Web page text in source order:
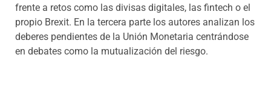
frente a retos como las divisas digitales, las fintech o el
propio Brexit. En la tercera parte los autores analizan los
deberes pendientes de la Unión Monetaria centrándose
en debates como la mutualización del riesgo.